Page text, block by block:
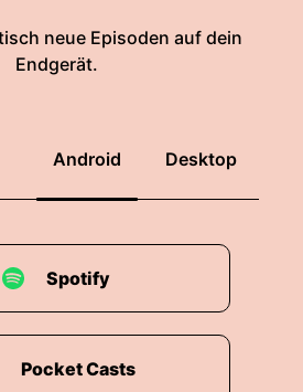
neue Episoden auf dein
Endgerät.
Android Desktop
Spotify
Pocket Casts